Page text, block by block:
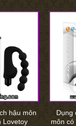
hậu môn
Lovetoy
Dụng
môn có